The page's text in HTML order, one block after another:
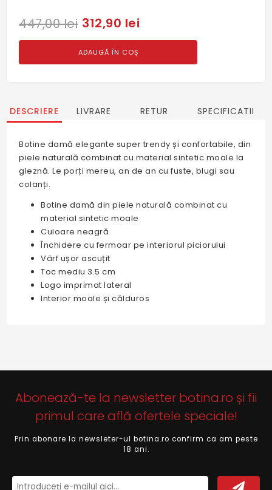
447,00 lei 312,90 lei
ADAUGĂ ÎN COȘ
DESCRIERE LIVRARE RETUR SPECIFICATII
Botine damă elegante super trendy și confortabile, din
piele naturală combinat cu material sintetic moale la
gleznă. Le porți mereu, an de an cu fuste, blugi sau
colanți.
Botine damă din piele naturală combinat cu
material sintetic moale
Culoare neagră
Închidere cu fermoar pe interiorul piciorului
Vârf ușor ascuțit
Toc mediu 3.5 cm
Logo imprimat lateral
Interior moale și călduros
Abonează-te la newsletter botina.ro și fii
primul care află ofertele speciale!
Prin abonare la newsleter-ul botina.ro confirm ca am peste
18 ani.